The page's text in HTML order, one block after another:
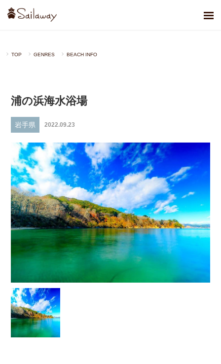
TOP GENRES BEACH INFO
浦の浜海水浴場
岩手県 2022.09.23